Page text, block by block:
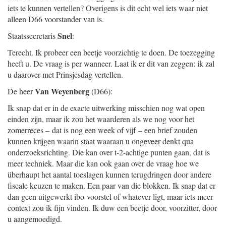
iets te kunnen vertellen? Overigens is dit echt wel iets waar niet
alleen D66 voorstander van is.
StaatssecretarisSnel:
Terecht. Ik probeer een beetje voorzichtig te doen. De toezegging
heeft u. De vraag is per wanneer. Laat ik er dit van zeggen: ik zal
u daarover met Prinsjesdag vertellen.
De heerVan Weyenberg(D66):
Ik snap dat er in de exacte uitwerking misschien nog wat open
einden zijn, maar ik zou het waarderen als we nog voor het
zomerreces – dat is nog een week of vijf – een brief zouden
kunnen krijgen waarin staat waaraan u ongeveer denkt qua
onderzoeksrichting. Die kan over t-2-achtige punten gaan, dat is
meer techniek. Maar die kan ook gaan over de vraag hoe we
überhaupt het aantal toeslagen kunnen terugdringen door andere
fiscale keuzen te maken. Een paar van die blokken. Ik snap dat er
dan geen uitgewerkt ibo-voorstel of whatever ligt, maar iets meer
context zou ik fijn vinden. Ik duw een beetje door, voorzitter, door
u aangemoedigd.